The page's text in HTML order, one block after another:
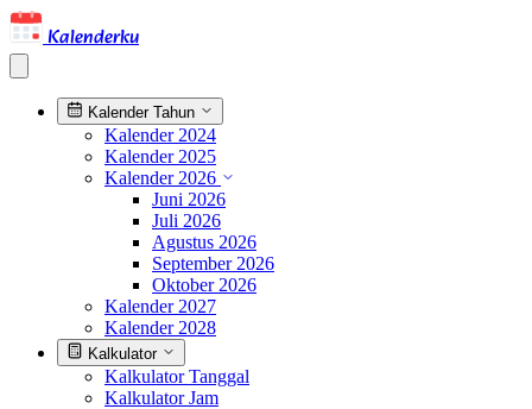
Kalenderku
Kalender Tahun
Kalender 2024
Kalender 2025
Kalender 2026
Juni 2026
Juli 2026
Agustus 2026
September 2026
Oktober 2026
Kalender 2027
Kalender 2028
Kalkulator
Kalkulator Tanggal
Kalkulator Jam